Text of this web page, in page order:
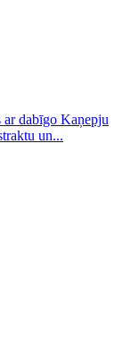
ar dabīgo Kaņepju
un...